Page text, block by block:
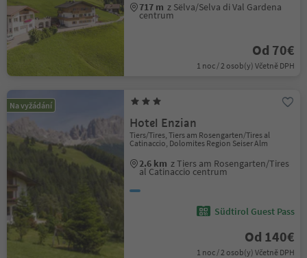
717 m z Sëlva/Selva di Val Gardena
centrum
Od 70€
1 noc / 2 osob(y) Včetně DPH
Na vyžádání
Hotel Enzian
Tiers/Tires, Tiers am Rosengarten/Tires al
Catinaccio, Dolomites Region Seiser Alm
2.6 km z Tiers am Rosengarten/Tires
al Catinaccio centrum
Südtirol Guest Pass
Od 140€
1 noc / 2 osob(y) Včetně DPH